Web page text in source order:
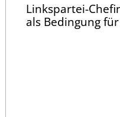
Linkspartei-
als Bedingung